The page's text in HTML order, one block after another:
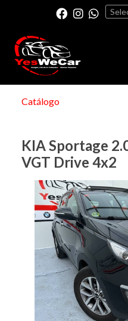
Catálogo
KIA Sportage
VGT Drive 4x2